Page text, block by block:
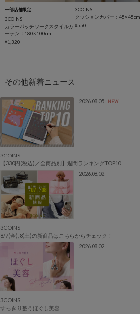
一部店舗限定
3COINS
カラーパッチワークスタイルカ
ーテン：180×100cm
¥1,320
3COINS
クッションカバー：45×45cm
¥550
2026.08.05 NEW
3COINS
【330円(税込)／全商品別】週間ランキングTOP10
2026.08.02
3COINS
8/7(金), 8(土)の新商品はこちらからチェック！
2026.08.02
3COINS
すっきり整うほぐし美容